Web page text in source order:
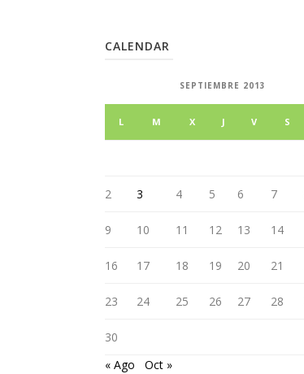
CALENDAR
SEPTIEMBRE 2013
L M X J V S
2 3 4 5 6 7
9 10 11 12 13 14
16 17 18 19 20 21
23 24 25 26 27 28
30
« Ago
Oct »